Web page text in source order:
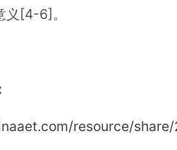
义[4-6]。
resource/